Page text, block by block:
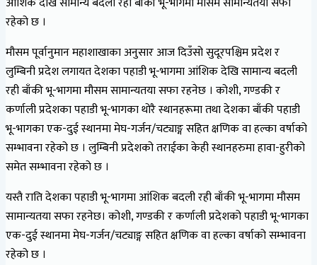
रहेको छ ।
मौसम पूर्वानुमान महाशाखाका अनुसार आज दिउँसो सुदूरपश्चिम प्रदेश र
लुम्बिनी प्रदेश लगायत देशका पहाडी भू-भागमा आंशिक देखि सामान्य बदली
रही बाँकी भू-भागमा मौसम सामान्यतया सफा रहनेछ । कोशी, गण्डकी र
कर्णाली प्रदेशका पहाडी भू-भागका थोरै स्थानहरूमा तथा देशका बाँकी पहाडी
भू-भागका ‍एक-दुई स्थानमा मेघ-गर्जन/चट्याङ्ग सहित क्षणिक वा हल्का वर्षाको
सम्भावना रहेको छ । लुम्बिनी प्रदेशको तराईका केही स्थानहरुमा हावा-हुरीको
समेत सम्भावना रहेको छ ।
यस्तै राति देशका पहाडी भू-भागमा आंशिक बदली रही बाँकी भू-भागमा मौसम
सामान्यतया सफा रहनेछ। कोशी, गण्डकी र कर्णाली प्रदेशको पहाडी भू-भागका
‍एक-दुई स्थानमा मेघ-गर्जन/चट्याङ्ग सहित क्षणिक वा हल्का वर्षाको सम्भावना
रहेको छ ।